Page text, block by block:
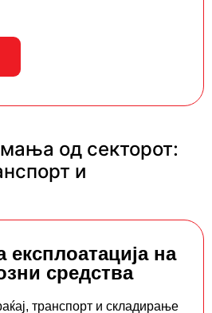
од секторот:
и
експлоатација на
средства
транспорт и складирање